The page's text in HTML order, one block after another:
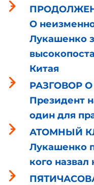
О
Лукашенко
Китая
РАЗГОВОР О
Президент
один для
АТОМНЫЙ
Лукашенко
кого